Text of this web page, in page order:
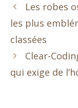
Les robes
les plus
classées
Clear-
qui exige de